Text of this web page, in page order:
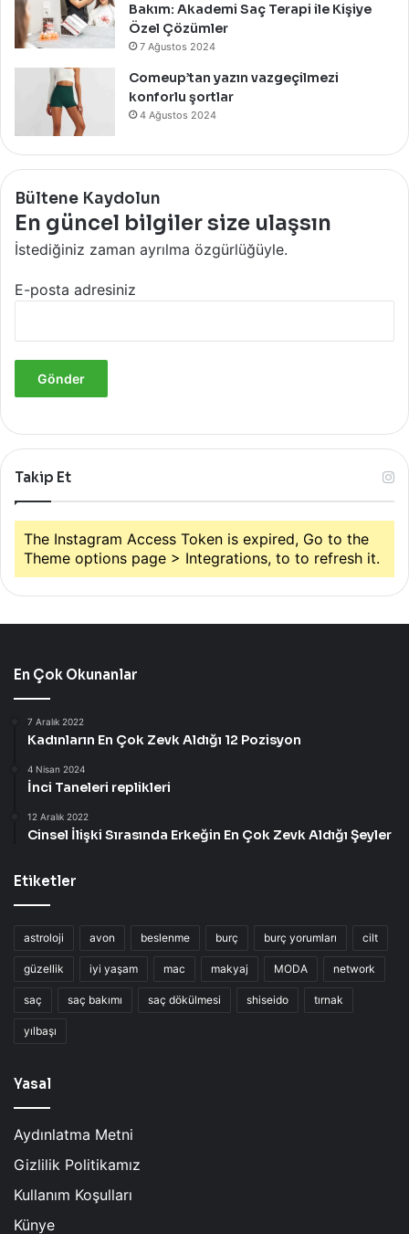
Bakım: Akademi Saç Terapi ile Kişiye
Özel Çözümler
7 Ağustos 2024
Comeup’tan yazın vazgeçilmezi
konforlu şortlar
4 Ağustos 2024
Bültene Kaydolun
En güncel bilgiler size ulaşsın
İstediğiniz zaman ayrılma özgürlüğüyle.
E-posta adresiniz
Takip Et
The Instagram Access Token is expired, Go to the
Theme options page > Integrations, to to refresh it.
En Çok Okunanlar
7 Aralık 2022
Kadınların En Çok Zevk Aldığı 12 Pozisyon
4 Nisan 2024
İnci Taneleri replikleri
12 Aralık 2022
Cinsel İlişki Sırasında Erkeğin En Çok Zevk Aldığı Şeyler
Etiketler
astroloji avon beslenme burç burç yorumları cilt
güzellik iyi yaşam mac makyaj MODA network
saç saç bakımı saç dökülmesi shiseido tırnak
yılbaşı
Yasal
Aydınlatma Metni
Gizlilik Politikamız
Kullanım Koşulları
Künye